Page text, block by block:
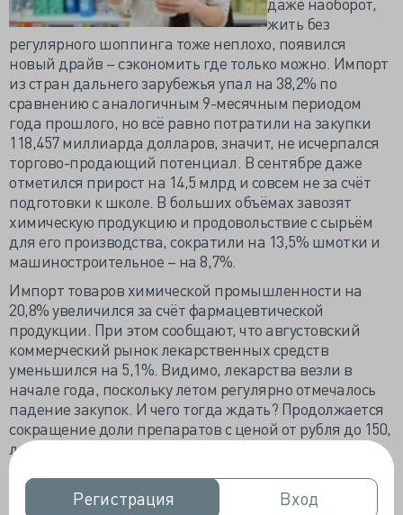
Регистрация
Регистрация Вход
Вход
жить без
регулярного шоппинга тоже неплохо, появился
новый драйв – сэкономить где только можно. Импорт
из стран дальнего зарубежья упал на 38,2% по
сравнению с аналогичным 9-месячным периодом
года прошлого, но всё равно потратили на закупки
118,457 миллиарда долларов, значит, не исчерпался
торгово-продающий потенциал. В сентябре даже
отметился прирост на 14,5 млрд и совсем не за счёт
подготовки к школе. В больших объёмах завозят
химическую продукцию и продовольствие с сырьём
для его производства, сократили на 13,5% шмотки и
машиностроительное – на 8,7%.
Импорт товаров химической промышленности на
20,8% увеличился за счёт фармацевтической
продукции. При этом сообщают, что августовский
коммерческий рынок лекарственных средств
уменьшился на 5,1%. Видимо, лекарства везли в
начале года, поскольку летом регулярно отмечалось
падение закупок. И чего тогда ждать? Продолжается
сокращение доли препаратов с ценой от рубля до 150,
лекарства по цене 151-500 рублей почти не
изменились по объёму, зато подороже прибавили
росту. Средняя стоимость упаковки на коммерческом
рынке 134,7 руб., но за эту стоимость лекарства ещё